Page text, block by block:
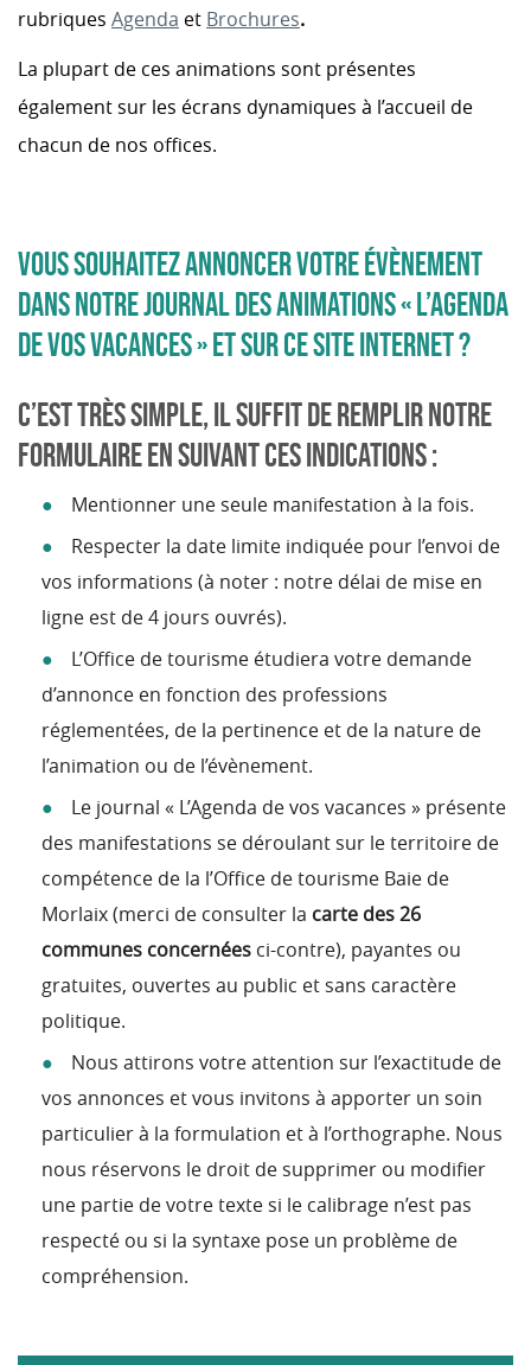
rubriques Agenda et Brochures.
La plupart de ces animations sont présentes
également sur les écrans dynamiques à l’accueil de
chacun de nos offices.
VOUS SOUHAITEZ ANNONCER VOTRE ÉVÈNEMENT
DANS NOTRE JOURNAL DES ANIMATIONS « L’AGENDA
DE VOS VACANCES » ET SUR CE SITE INTERNET ?
C’EST TRÈS SIMPLE, IL SUFFIT DE REMPLIR NOTRE
FORMULAIRE EN SUIVANT CES INDICATIONS :
Mentionner une seule manifestation à la fois.
Respecter la date limite indiquée pour l’envoi de
vos informations (à noter : notre délai de mise en
ligne est de 4 jours ouvrés).
L’Office de tourisme étudiera votre demande
d’annonce en fonction des professions
réglementées, de la pertinence et de la nature de
l’animation ou de l’évènement.
Le journal « L’Agenda de vos vacances » présente
des manifestations se déroulant sur le territoire de
compétence de la l’Office de tourisme Baie de
Morlaix (merci de consulter la carte des 26
communes concernées ci-contre), payantes ou
gratuites, ouvertes au public et sans caractère
politique.
Nous attirons votre attention sur l’exactitude de
vos annonces et vous invitons à apporter un soin
particulier à la formulation et à l’orthographe. Nous
nous réservons le droit de supprimer ou modifier
une partie de votre texte si le calibrage n’est pas
respecté ou si la syntaxe pose un problème de
compréhension.